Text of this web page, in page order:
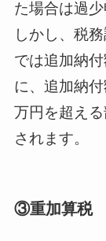
た場合は過
しかし、税
では追加納
に、追加納
万円を超え
されます。
③重加算税